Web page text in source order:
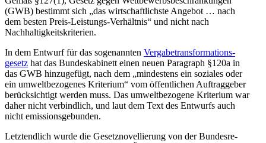
(GWB) bestimmt sich „das wirtschaft­lichste Angebot … nach
dem besten Preis-Leistungs-Verhältnis“ und nicht nach
Nachhaltigkeitskriterien.
In dem Entwurf für das sogenannten Verga­be­trans­for­ma­ti­ons­
gesetz hat das Bundes­ka­binett einen neuen Paragraph §120a in
das GWB hinzu­gefügt, nach dem „mindestens ein soziales oder
ein umwelt­be­zo­genes Kriterium“ vom öffent­lichen Auftrag­geber
berück­sichtigt werden muss. Das umwelt­be­zogene Kriterium war
daher nicht verbindlich, und laut dem Text des Entwurfs auch
nicht emissionsgebunden.
Letzt­endlich wurde die Gesetz­no­vel­lierung von der Bundes­re­